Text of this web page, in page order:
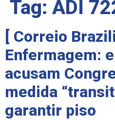
Tag: ADI
[ Correio
Enfermagem:
acusam
medida
garantir piso